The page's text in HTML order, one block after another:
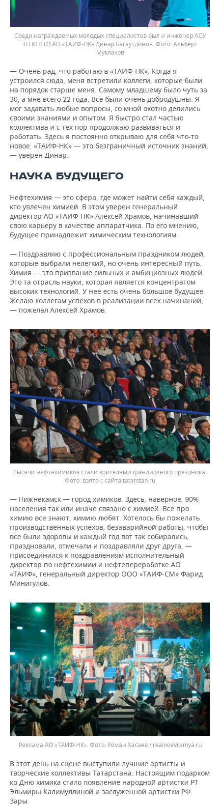
Среди награждаемых молодых специалистов был и инженер АСУ
ТП КГПТО АО «ТАИФ-НК» Динар Багаутдинов.
Альберт
Муклаков
— Очень рад, что работаю в «ТАИФ-НК». Когда я
устроился сюда, меня встретили коллеги, которые были
на порядок старше меня. Самому младшему было чуть за
30, а мне всего 22 года. Все были очень добродушны. Я
мог задавать любые вопросы, со мной охотно делились
своими знаниями и опытом. Я быстро стал частью
коллектива и с тех пор продолжаю развиваться и
работать. Здесь я постоянно открываю для себя что-то
новое. «ТАИФ-НК» — это безграничный источник знаний,
— уверен Динар.
НАУКА БУДУЩЕГО
Нефтехимия — это сфера, где может найти себя каждый,
кто увлечен химией. В этом уверен генеральный
директор АО «ТАИФ-НК» Алексей Храмов, начинавший
свою карьеру в качестве аппаратчика. По его мнению,
будущее принадлежит химическим технологиям.
— Поздравляю с профессиональным праздником людей,
которые выбрали нелегкий, но очень интересный путь.
Химия — это призвание сильных и амбициозных людей.
Это та отрасль науки, которая является концентратом
высоких технологий. У нее есть очень большое будущее.
Желаю коллегам успехов в реализации всех начинаний,
— пожелал Алексей Храмов.
Тысячи нефтехимиков стали зрителями грандиозного праздника.
взято с сайта tatarstan.ru
— Нижнекамск — город химиков. Здесь, наверное, 90%
населения так или иначе связано с химией. Все про
химию все знают, химию любят. Хотелось бы пожелать
производственных успехов, безаварийной работы, чтобы
все были здоровы и каждый год вот так собирались,
праздновали, отмечали и поздравляли друг друга, —
присоединился к поздравлениям исполнительный
директор по нефтехимии и нефтепереработке АО
«ТАИФ», генеральный директор ООО «ТАИФ-СМ» Фарид
Минигулов.
Реклама АО «ТАИФ-НК». Роман Хасаев / realnoevremya.ru
В этот день на сцене выступили лучшие артисты и
творческие коллективы Татарстана. Настоящим подарком
ко Дню химика стало появление народной артистки РТ
Эльмиры Калимуллиной и заслуженной артистки РФ
Зары.